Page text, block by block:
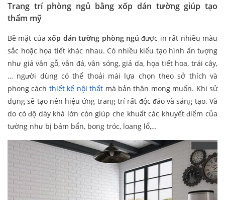
Trang trí phòng ngủ bằng xốp dán tường giúp tạo
thẩm mỹ
Bề mặt củaxốp dán tường phòng ngủ được in rất nhiều màu
sắc hoặc họa tiết khác nhau. Có nhiều kiểu tạo hình ấn tượng
như giả vân gỗ, vân đá, vân sóng, giả da, họa tiết hoa, trái cây,
… người dùng có thể thoải mái lựa chọn theo sở thích và
phong cách thiết kế nội thất mà bản thân mong muốn. Khi sử
dụng sẽ tạo nên hiệu ứng trang trí rất độc đáo và sáng tạo. Và
do có độ dày khá lớn còn giúp che khuất các khuyết điểm của
tường như bị bám bẩn, bong tróc, loang lổ,…